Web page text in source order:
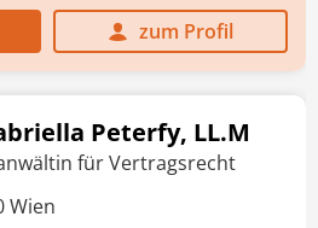
zum Profil
Peterfy, LL.M
für Vertragsrecht
Wien